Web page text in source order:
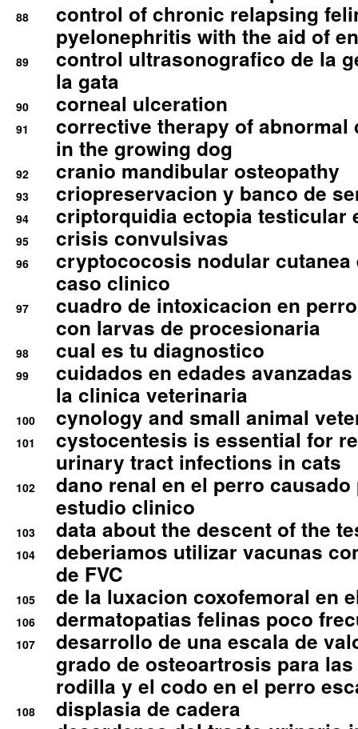
88
control of chronic relapsing
pyelonephritis with the aid of
89
control ultrasonografico de la
la gata
90 corneal ulceration
91
corrective therapy of abnormal
in the growing dog
92 cranio mandibular osteopathy
93 criopreservacion y banco de
94 criptorquidia ectopia testicular
95 crisis convulsivas
96
cryptococosis nodular cutanea
caso clinico
97
cuadro de intoxicacion en
con larvas de procesionaria
98 cual es tu diagnostico
99
cuidados en edades
la clinica veterinaria
100 cynology and small animal
101
cystocentesis is essential for
urinary tract infections in cats
102
dano renal en el perro
estudio clinico
103 data about the descent of the
104
deberiamos utilizar vacunas
de FVC
105 de la luxacion coxofemoral en
106 dermatopatias felinas poco
107
desarrollo de una escala de
grado de osteoartrosis para
rodilla y el codo en el perro
108 displasia de cadera